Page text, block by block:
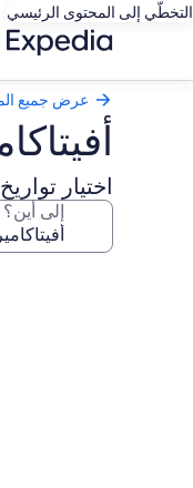
التخطّي إلى المحتوى الرئيسي
عرض جميع
اختيار
إلى أين؟